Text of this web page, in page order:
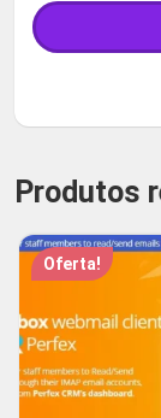
Produtos
Oferta!